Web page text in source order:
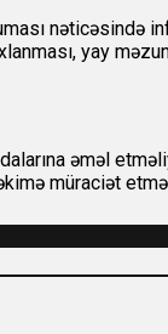
yay
əməl
müraciət